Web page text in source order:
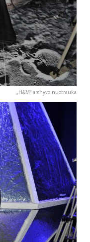
„H&M“ archyvo nuotrauka